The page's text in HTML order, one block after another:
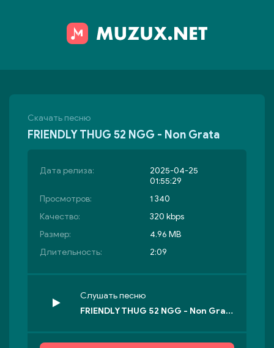
Скачать песню
FRIENDLY THUG 52 NGG - Non Grata
Дата релиза:
2025-04-25
01:55:29
Просмотров:
1 340
Качество:
320 kbps
Размер:
4.96 MB
Длительность:
2:09
Слушать песню
FRIENDLY THUG 52 NGG - Non Grata